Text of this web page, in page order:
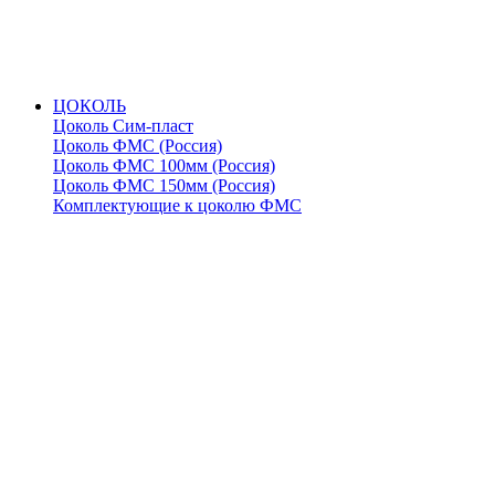
ЦОКОЛЬ
Цоколь Сим-пласт
Цоколь ФМС (Россия)
Цоколь ФМС 100мм (Россия)
Цоколь ФМС 150мм (Россия)
Комплектующие к цоколю ФМС